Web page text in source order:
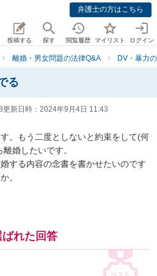
弁護士の方はこちら
投稿する 探す 閲覧履歴 マイリスト ログイン
離婚・男女問題の法律Q&A DV・暴力
る
更新日時： 2024年9月4日 11:43
。もう二度としないと約束をして(何
婚したいです。
する内容の念書を書かせたいのです
。
れた回答